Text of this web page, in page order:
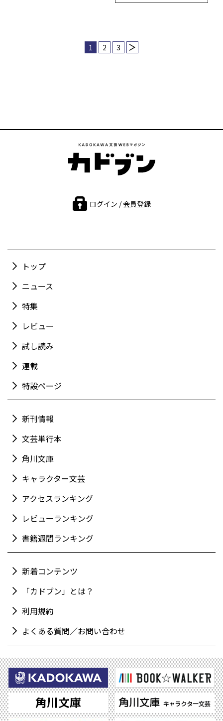
1 2 3
ログイン / 会員登録
トップ
ニュース
特集
レビュー
試し読み
連載
特設ページ
新刊情報
文芸単行本
角川文庫
キャラクター文芸
アクセスランキング
レビューランキング
書籍週間ランキング
新着コンテンツ
「カドブン」とは？
利用規約
よくある質問／お問い合わせ